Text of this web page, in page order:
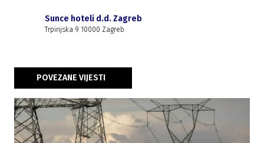
Sunce hoteli d.d. Zagreb
Trpinjska 9 10000 Zagreb
POVEZANE VIJESTI